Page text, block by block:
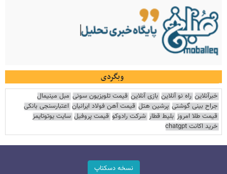
وبگردی
خبرآنلاین راه نو آنلاین بازی آنلاین قیمت تلویزیون سونی مبل مینیمال
جراح بینی گوشتی پرشین هتل قیمت آهن فولاد ایرانیان اعتبارسنجی بانکی
قیمت طلا امروز بلیط قطار شرکت رادوکو قیمت پروفیل سایت یوتوتایمز
خرید اکانت chatgpt
نسخه دسکتاپ